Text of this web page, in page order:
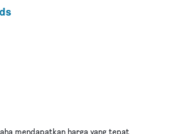
mendapatkan harga yang tepat,